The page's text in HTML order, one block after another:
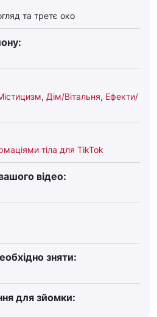
та третє око
, Дім/Вітальня, Ефекти/
тіла для TikTok
відео:
зняти:
для зйомки: